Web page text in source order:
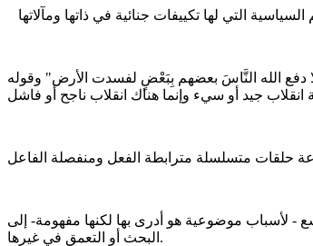
دفع الله النَّاسَ بعضهم بِبَعْضٍ لفسدت الأرض" وقوله
- لأسباب موضوعية هو أدرى بها لكنها مفهومة- إلى
البحث أو التعمق في غيرها.